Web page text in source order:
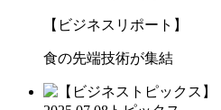
【ビジネスリポート】
食の先端技術が集結